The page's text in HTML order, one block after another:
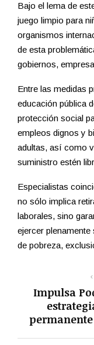
Bajo el lema de
juego limpio para
organismos
de esta
gobiernos,
Entre las medidas
educación pública
protección social
empleos dignos y
adultas, así como
suministro estén
Especialistas
no sólo implica
laborales, sino
ejercer
de pobreza,
Impulsa